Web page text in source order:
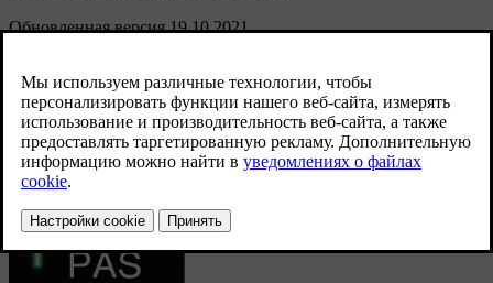
Обновленная версия 19.10.2021
датчики активируются, когда автомобиль двигается назад или
включается передача заднего хода.